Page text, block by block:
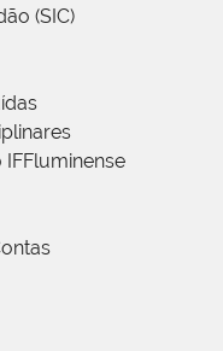
(SIC)
IFFluminense